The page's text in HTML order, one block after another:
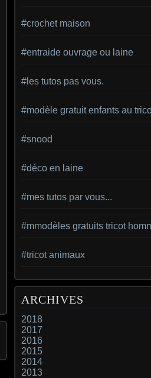
#crochet maison
#entraide ouvrage ou laine
#les tutos pas vous.
#modèle gratuit enfants au
#snood
#déco en laine
#mes tutos par vous...
#mmodèles gratuits tricot
#tricot animaux
ARCHIVES
2018
2017
2016
2015
2014
2013